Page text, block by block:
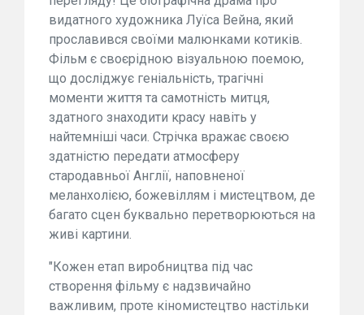
видатного художника Луїса Вейна, який
прославився своїми малюнками котиків.
Фільм є своєрідною візуальною поемою,
що досліджує геніальність, трагічні
моменти життя та самотність митця,
здатного знаходити красу навіть у
найтемніші часи. Стрічка вражає своєю
здатністю передати атмосферу
стародавньої Англії, наповненої
меланхолією, божевіллям і мистецтвом, де
багато сцен буквально перетворюються на
живі картини.
"Кожен етап виробництва під час
створення фільму є надзвичайно
важливим, проте кіномистецтво настільки